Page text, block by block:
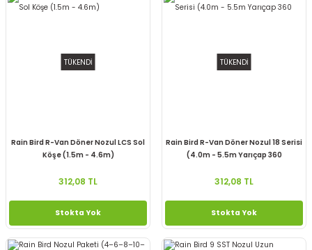
TÜKENDİ
Rain Bird R-Van Döner Nozul LCS Sol
Köşe (1.5m - 4.6m)
312,08 TL
Stokta Yok
TÜKENDİ
Rain Bird R-Van Döner Nozul 18 Serisi
(4.0m - 5.5m Yarıçap 360
312,08 TL
Stokta Yok